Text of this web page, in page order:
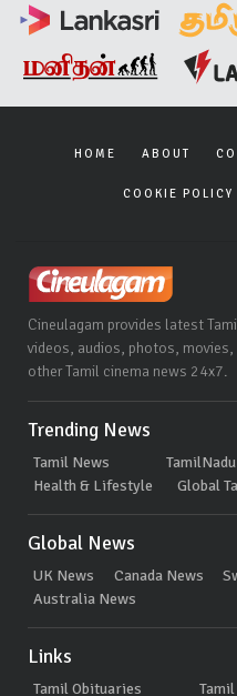
HOME ABOUT
COOKIE POLICY
Cineulagam provides latest
videos, audios, photos,
other Tamil cinema news 24x7.
Trending News
Tamil News
Health & Lifestyle
Global
Global News
UK News Canada News
Australia News
Links
Tamil Obituaries